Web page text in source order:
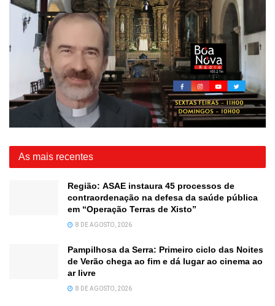
As mais recentes
Região: ASAE instaura 45 processos de
contraordenação na defesa da saúde pública
em “Operação Terras de Xisto”
8 DE AGOSTO, 2026
Pampilhosa da Serra: Primeiro ciclo das Noites
de Verão chega ao fim e dá lugar ao cinema ao
ar livre
8 DE AGOSTO, 2026